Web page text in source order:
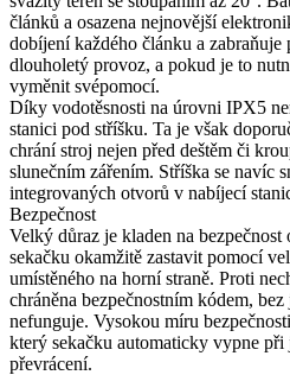
článků a osazena nejnovější
dobíjení každého článku a zabraňuje
dlouholetý provoz, a pokud je to
vyměnit svépomocí.
Díky vodotěsnosti na úrovni IPX5
stanici pod stříšku. Ta je však
chrání stroj nejen před deštěm či
slunečním zářením. Stříška se navíc
integrovaných otvorů v nabíjecí
Bezpečnost
Velký důraz je kladen na
sekačku okamžitě zastavit pomocí
umístěného na horní straně. Proti
chráněna bezpečnostním kódem, bez
nefunguje. Vysokou míru
který sekačku automaticky vypne
převrácení.